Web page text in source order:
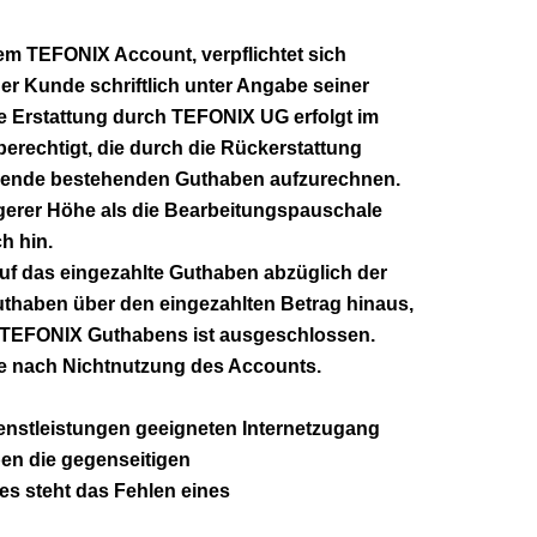
TEFONIX Account, verpflichtet sich
Kunde schriftlich unter Angabe seiner
Erstattung durch TEFONIX UG erfolgt im
die durch die Rückerstattung
bestehenden Guthaben aufzurechnen.
Höhe als die Bearbeitungspauschale
hin.
das eingezahlte Guthaben abzüglich der
über den eingezahlten Betrag hinaus,
Guthabens ist ausgeschlossen.
nach Nichtnutzung des Accounts.
geeigneten Internetzugang
die gegenseitigen
steht das Fehlen eines